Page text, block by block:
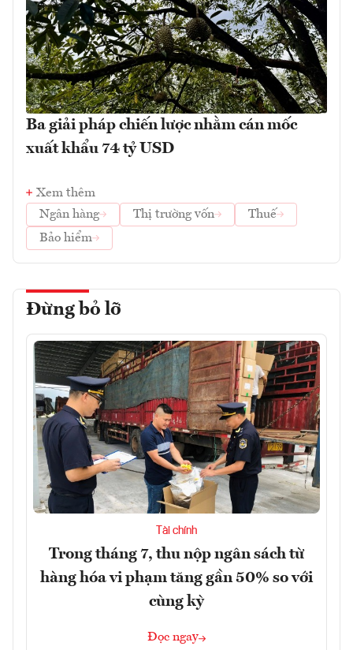
Ba giải pháp chiến lược nhằm cán mốc
xuất khẩu 74 tỷ USD
Xem thêm
Ngân hàng
Thị trường vốn
Thuế
Bảo hiểm
Đừng bỏ lỡ
Tài chính
Trong tháng 7, thu nộp ngân sách từ
hàng hóa vi phạm tăng gần 50% so với
cùng kỳ
Đọc ngay